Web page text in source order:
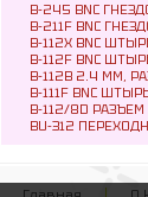
B-245 BNC
B-211F BNC
B-112X BNC
B-112F BNC
B-112B 2.4 ММ,
B-111F BNC
B-112/8D
BU-312